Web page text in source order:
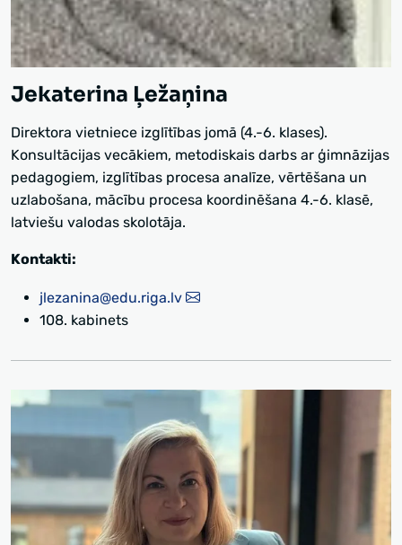
Jekaterina Ļežaņina
Direktora vietniece izglītības jomā (4.-6. klases).
Konsultācijas vecākiem, metodiskais darbs ar ģimnāzijas
pedagogiem, izglītības procesa analīze, vērtēšana un
uzlabošana, mācību procesa koordinēšana 4.-6. klasē,
latviešu valodas skolotāja.
Kontakti:
jlezanina@edu.riga.lv
108. kabinets